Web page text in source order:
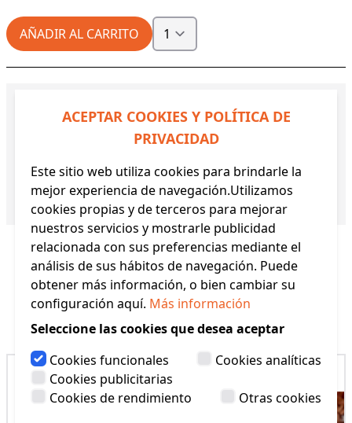
AÑADIR AL CARRITO
DETALLES DE PRODUCTO:
- Composición: 50% Lana Merino -
agujas de 5,5 y 6 mm. - Lavable en lavadora.
Referencia: MERINOMOLON6
Productos Relacionados
ACEPTAR COOKIES Y POLÍTICA DE
PRIVACIDAD
Este sitio web utiliza cookies para brindarle la
mejor experiencia de navegación.Utilizamos
cookies propias y de terceros para mejorar
nuestros servicios y mostrarle publicidad
relacionada con sus preferencias mediante el
análisis de sus hábitos de navegación. Puede
obtener más información, o bien cambiar su
configuración aquí. Más información
Seleccione las cookies que desea aceptar
Cookies funcionales
Cookies analíticas
Cookies publicitarias
Cookies de rendimiento
Otras cookies